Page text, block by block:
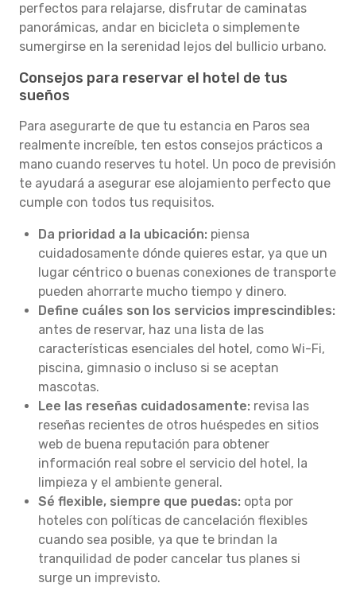
perfectos para relajarse, disfrutar de caminatas
panorámicas, andar en bicicleta o simplemente
sumergirse en la serenidad lejos del bullicio urbano.
Consejos para reservar el hotel de tus
sueños
Para asegurarte de que tu estancia en Paros sea
realmente increíble, ten estos consejos prácticos a
mano cuando reserves tu hotel. Un poco de previsión
te ayudará a asegurar ese alojamiento perfecto que
cumple con todos tus requisitos.
Da prioridad a la ubicación: piensa
cuidadosamente dónde quieres estar, ya que un
lugar céntrico o buenas conexiones de transporte
pueden ahorrarte mucho tiempo y dinero.
Define cuáles son los servicios imprescindibles:
antes de reservar, haz una lista de las
características esenciales del hotel, como Wi-Fi,
piscina, gimnasio o incluso si se aceptan
mascotas.
Lee las reseñas cuidadosamente: revisa las
reseñas recientes de otros huéspedes en sitios
web de buena reputación para obtener
información real sobre el servicio del hotel, la
limpieza y el ambiente general.
Sé flexible, siempre que puedas: opta por
hoteles con políticas de cancelación flexibles
cuando sea posible, ya que te brindan la
tranquilidad de poder cancelar tus planes si
surge un imprevisto.